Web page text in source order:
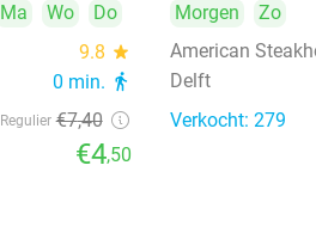
Ma Wo
Do
9.8 star
0 min. directions_walk
Regulier €7,40
€4,50
Morgen
Zo
American
Delft
Verkocht: 279